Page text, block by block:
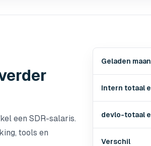
een SDR-salaris.
tools en
Gebruikte formule
Geladen
Intern totaal
devlo-totaal
Verschil